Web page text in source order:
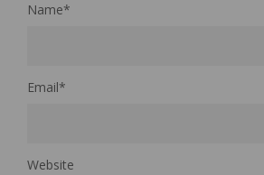
Name*
Email*
Website